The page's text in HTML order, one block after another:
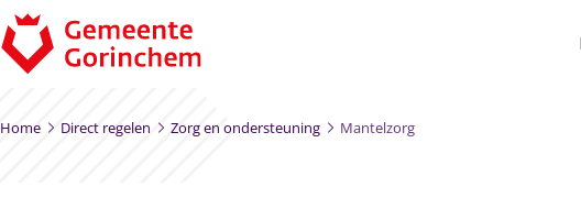
Ga naar de inhoud
Home Direct regelen Zorg en ondersteuning Mantelzorg